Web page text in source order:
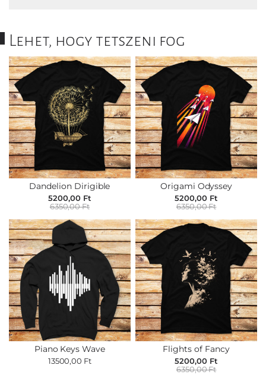
Lehet, hogy tetszeni fog
Dandelion Dirigible
5200,00 Ft
6350,00 Ft
Origami Odyssey
5200,00 Ft
6350,00 Ft
Piano Keys Wave
13500,00 Ft
Flights of Fancy
5200,00 Ft
6350,00 Ft